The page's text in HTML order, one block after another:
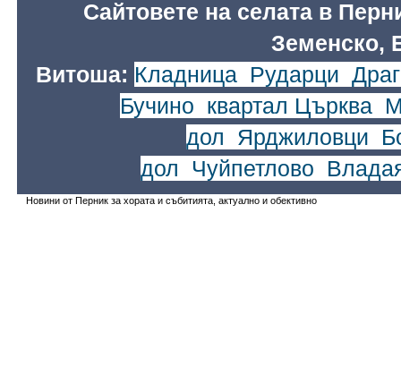
Сайтовете на селата в
Земенско,
Витоша: Кладница, Рударци
Бучино квартал Църква
дол
Ярджиловци
дол
Чуйпетлово
Новини от Перник за хората и събитията, актуално и обективно